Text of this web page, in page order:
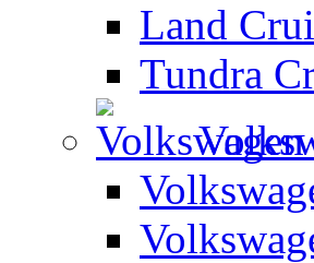
Land
Tundra